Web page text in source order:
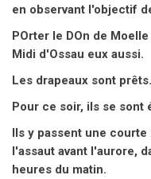
en observant l'objectif
POrter le DOn de
Midi d'Ossau eux aussi.
Les drapeaux sont prêts.
Pour ce soir, ils se sont
Ils y passent une
l'assaut avant l'aurore,
heures du matin.